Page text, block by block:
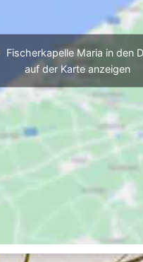
Fischerkapelle Maria in den
auf der Karte anzeigen